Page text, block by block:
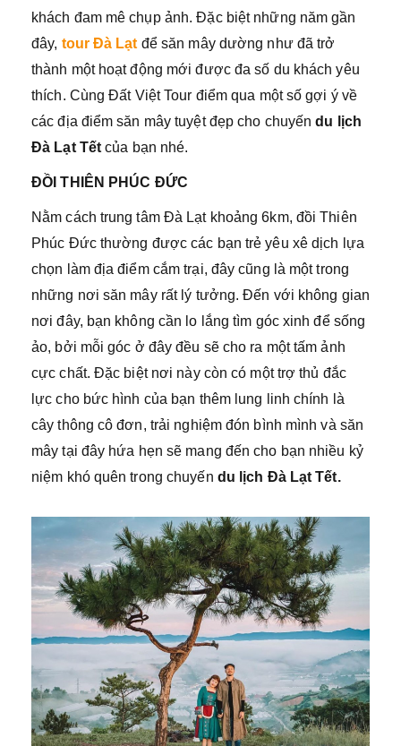
khách đam mê chụp ảnh. Đặc biệt những năm gần
đây, tour Đà Lạt để săn mây dường như đã trở
thành một hoạt động mới được đa số du khách yêu
thích. Cùng Đất Việt Tour điểm qua một số gợi ý về
các địa điểm săn mây tuyệt đẹp cho chuyếndu lịch
Đà Lạt Tết của bạn nhé.
ĐỒI THIÊN PHÚC ĐỨC
Nằm cách trung tâm Đà Lạt khoảng 6km, đồi Thiên
Phúc Đức thường được các bạn trẻ yêu xê dịch lựa
chọn làm địa điểm cắm trại, đây cũng là một trong
những nơi săn mây rất lý tưởng. Đến với không gian
nơi đây, bạn không cần lo lắng tìm góc xinh để sống
ảo, bởi mỗi góc ở đây đều sẽ cho ra một tấm ảnh
cực chất. Đặc biệt nơi này còn có một trợ thủ đắc
lực cho bức hình của bạn thêm lung linh chính là
cây thông cô đơn, trải nghiệm đón bình mình và săn
mây tại đây hứa hẹn sẽ mang đến cho bạn nhiều kỷ
niệm khó quên trong chuyến du lịch Đà Lạt Tết.